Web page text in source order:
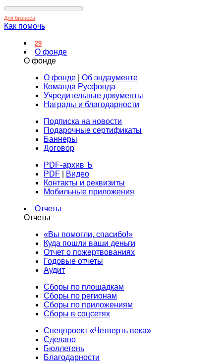
Для бизнеса
Как помочь
29
О фонде
О фонде
О фонде
Об эндаументе
Команда Русфонда
Учредительные документы
Награды и благодарности
Подписка на новости
Подарочные сертификаты
Баннеры
Договор
PDF-архив Ъ
PDF
Видео
Контакты и реквизиты
Мобильные приложения
Отчеты
Отчеты
«Вы помогли, спасибо!»
Куда пошли ваши деньги
Отчет о пожертвованиях
Годовые отчеты
Аудит
Сборы по площадкам
Сборы по регионам
Сборы по приложениям
Сборы в соцсетях
Спецпроект «Четверть века»
Сделано
Бюллетень
Благодарности